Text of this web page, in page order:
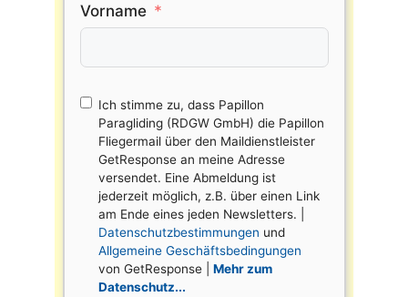
Vorname
Ich stimme zu, dass Papillon
Paragliding (RDGW GmbH) die Papillon
Fliegermail über den Maildienstleister
GetResponse an meine Adresse
versendet. Eine Abmeldung ist
jederzeit möglich, z.B. über einen Link
am Ende eines jeden Newsletters. |
Datenschutzbestimmungen und
Allgemeine Geschäftsbedingungen
von GetResponse | Mehr zum
Datenschutz...